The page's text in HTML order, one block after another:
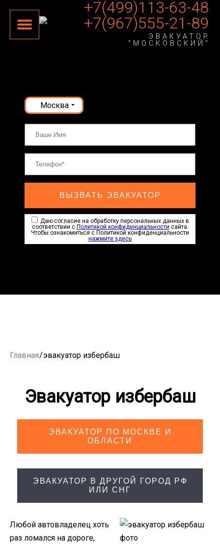
+7(499)113-63-48
+7(967)555-21-89
ЭВАКУАТОР
"МОСКОВСКИЙ"
Москва
ВЫЗВАТЬ ЭВАКУАТОР
Даю согласие на обработку персональных данных в
соответствии с Политикой конфиденциальности сайта.
Чтобы ознакомиться с Политикой конфиденциальности
нажмите здесь
Главная/эвакуатор избербаш
Эвакуатор избербаш
ЭВАКУАТОР ПО МОСКВЕ И
ОБЛАСТИ
ЭВАКУАТОР В ДРУГОЙ ГОРОД РФ
ИЛИ СНГ
Любой автовладелец хоть
раз ломался на дороге,